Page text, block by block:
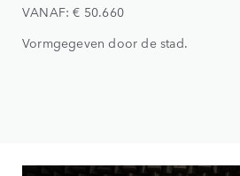
VANAF: € 50.660
Vormgegeven door de stad.